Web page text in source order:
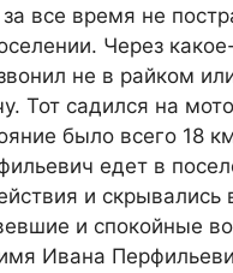
все время не
Через
не в райком
Тот садился на
было всего 18
едет в
и
и спокойные
Ивана